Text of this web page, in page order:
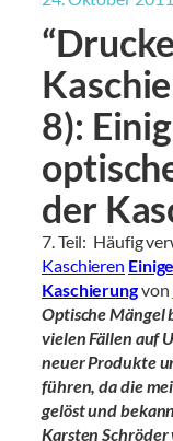
8):
der
7. Teil: Häufig
Kaschieren
Kaschierungvon
Optische Mängel
vielen Fällen auf
neuer Produkte
führen, da die
gelöst und
Karsten